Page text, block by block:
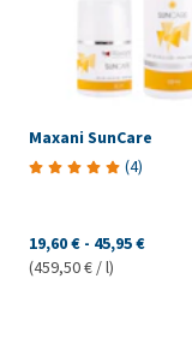
Maxani SunCare
(4)
19,60 € - 45,95 €
(459,50 € / l)